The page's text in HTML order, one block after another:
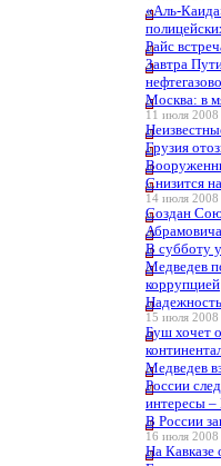
«Аль-
Райс
Завтра
Москва: в
11 июля 2008
Грузия
Снизится
14 июля 2008
Создан
В субботу
Медведев
коррупцией
15 июля 2008
Буш хочет
Медведев
России
интересы
В России
16 июля 2008
На Кавказе